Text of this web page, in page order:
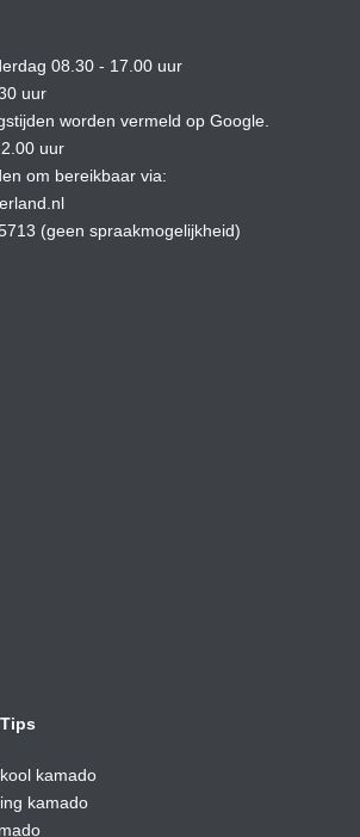
08.30 - 17.00 uur
uur
worden vermeld op Google.
uur
om bereikbaar via:
(geen spraakmogelijkheid)
kamado
kamado